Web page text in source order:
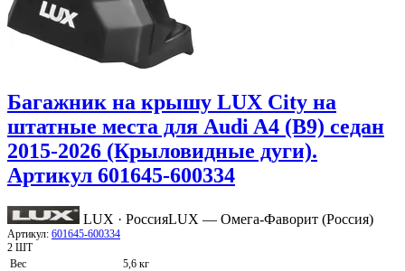
Багажник на крышу LUX City на
штатные места для Audi A4 (B9) седан
2015-2026 (Крыловидные дуги).
Артикул 601645-600334
LUX · РоссияLUX — Омега-Фаворит (Россия)
Артикул: 601645-600334
2 ШТ
Вес
5,6 кг